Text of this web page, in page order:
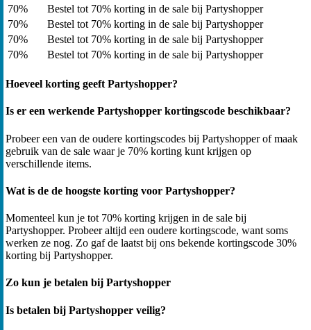
70%
Bestel tot 70% korting in de sale bij Partyshopper
70%
Bestel tot 70% korting in de sale bij Partyshopper
70%
Bestel tot 70% korting in de sale bij Partyshopper
70%
Bestel tot 70% korting in de sale bij Partyshopper
Hoeveel korting geeft Partyshopper?
Is er een werkende Partyshopper kortingscode beschikbaar?
Probeer een van de oudere kortingscodes bij Partyshopper of maak
gebruik van de sale waar je 70% korting kunt krijgen op
verschillende items.
Wat is de de hoogste korting voor Partyshopper?
Momenteel kun je tot 70% korting krijgen in de sale bij
Partyshopper. Probeer altijd een oudere kortingscode, want soms
werken ze nog. Zo gaf de laatst bij ons bekende kortingscode 30%
korting bij Partyshopper.
Zo kun je betalen bij Partyshopper
Is betalen bij Partyshopper veilig?